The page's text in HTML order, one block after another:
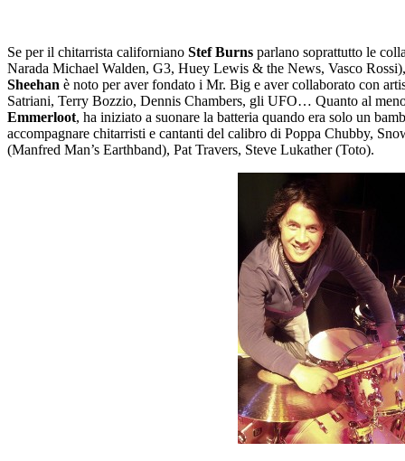
Se per il chitarrista californiano Stef Burns parlano soprattutto le
Narada Michael Walden, G3, Huey Lewis & the News, Vasco
Sheehan è noto per aver fondato i Mr. Big e aver collaborato con
Satriani, Terry Bozzio, Dennis Chambers, gli UFO… Quanto al
Emmerloot, ha iniziato a suonare la batteria quando era solo un
accompagnare chitarristi e cantanti del calibro di Poppa Chubby,
(Manfred Man’s Earthband), Pat Travers, Steve Lukather (Toto).